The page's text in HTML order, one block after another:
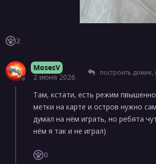
2
MosesV
2 июня 2026
построить домик,
Там, кстати, есть режим
метки на карте и остров нужно
думал на нём играть, но ребята
нём я так и не играл)
0